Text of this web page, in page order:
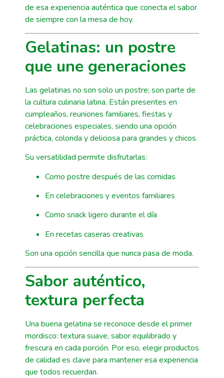
de esa experiencia auténtica que conecta el sabor
de siempre con la mesa de hoy.
Gelatinas: un postre
que une generaciones
Las gelatinas no son solo un postre; son parte de
la cultura culinaria latina. Están presentes en
cumpleaños, reuniones familiares, fiestas y
celebraciones especiales, siendo una opción
práctica, colorida y deliciosa para grandes y chicos.
Su versatilidad permite disfrutarlas:
Como postre después de las comidas
En celebraciones y eventos familiares
Como snack ligero durante el día
En recetas caseras creativas
Son una opción sencilla que nunca pasa de moda.
Sabor auténtico,
textura perfecta
Una buena gelatina se reconoce desde el primer
mordisco: textura suave, sabor equilibrado y
frescura en cada porción. Por eso, elegir productos
de calidad es clave para mantener esa experiencia
que todos recuerdan.